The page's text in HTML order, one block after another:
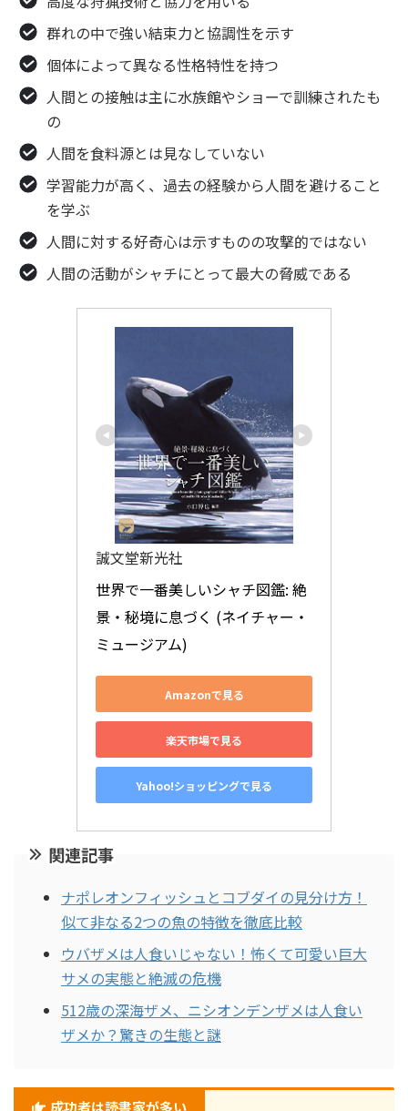
群れの中で強い結束力と協調性を示す
個体によって異なる性格特性を持つ
人間との接触は主に水族館やショーで訓練されたも
の
人間を食料源とは見なしていない
学習能力が高く、過去の経験から人間を避けること
を学ぶ
人間に対する好奇心は示すものの攻撃的ではない
人間の活動がシャチにとって最大の脅威である
誠文堂新光社
世界で一番美しいシャチ図鑑: 絶
景・秘境に息づく (ネイチャー・
ミュージアム)
Amazonで見る
楽天市場で見る
Yahoo!ショッピングで見る
関連記事
ナポレオンフィッシュとコブダイの見分け方！
似て非なる2つの魚の特徴を徹底比較
ウバザメは人食いじゃない！怖くて可愛い巨大
サメの実態と絶滅の危機
512歳の深海ザメ、ニシオンデンザメは人食い
ザメか？驚きの生態と謎